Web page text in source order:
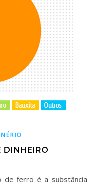
DINHEIRO